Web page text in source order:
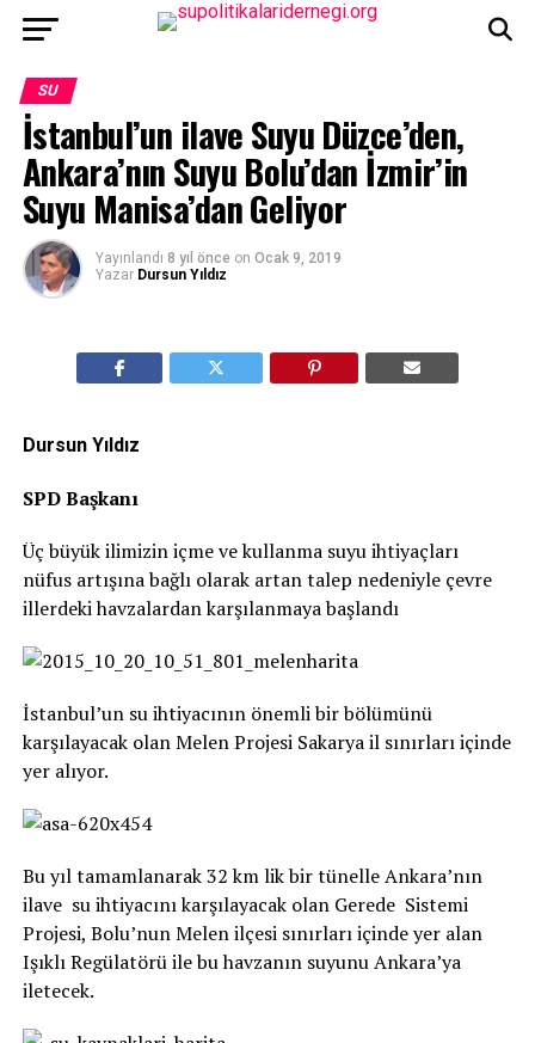
SU
İstanbul’un ilave Suyu Düzce’den,
Ankara’nın Suyu Bolu’dan İzmir’in
Suyu Manisa’dan Geliyor
Yayınlandı 8 yıl önce on Ocak 9, 2019
Yazar Dursun Yıldız
Dursun Yıldız
SPD Başkanı
Üç büyük ilimizin içme ve kullanma suyu ihtiyaçları
nüfus artışına bağlı olarak artan talep nedeniyle çevre
illerdeki havzalardan karşılanmaya başlandı
İstanbul’un su ihtiyacının önemli bir bölümünü
karşılayacak olan Melen Projesi Sakarya il sınırları içinde
yer alıyor.
Bu yıl tamamlanarak 32 km lik bir tünelle Ankara’nın
ilave su ihtiyacını karşılayacak olan Gerede Sistemi
Projesi, Bolu’nun Melen ilçesi sınırları içinde yer alan
Işıklı Regülatörü ile bu havzanın suyunu Ankara’ya
iletecek.